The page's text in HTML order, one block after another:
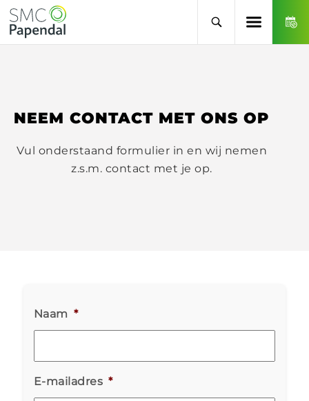
NEEM CONTACT MET ONS OP
Vul onderstaand formulier in en wij nemen
z.s.m. contact met je op.
Naam *
E-mailadres *